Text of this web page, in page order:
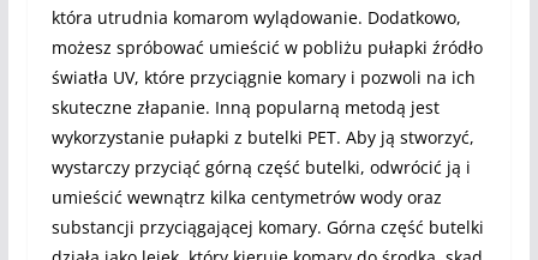
która utrudnia komarom wylądowanie. Dodatkowo,
możesz spróbować umieścić w pobliżu pułapki źródło
światła UV, które przyciągnie komary i pozwoli na ich
skuteczne złapanie. Inną popularną metodą jest
wykorzystanie pułapki z butelki PET. Aby ją stworzyć,
wystarczy przyciąć górną część butelki, odwrócić ją i
umieścić wewnątrz kilka centymetrów wody oraz
substancji przyciągającej komary. Górna część butelki